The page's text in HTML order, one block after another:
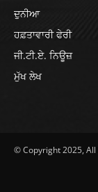
ਦੁਨੀਆ
ਹਫ਼ਤਾਵਾਰੀ ਫੇਰੀ
ਜੀ.ਟੀ.ਏ. ਨਿਊਜ਼
ਮੁੱਖ ਲੇਖ
© Copyright 2025, All